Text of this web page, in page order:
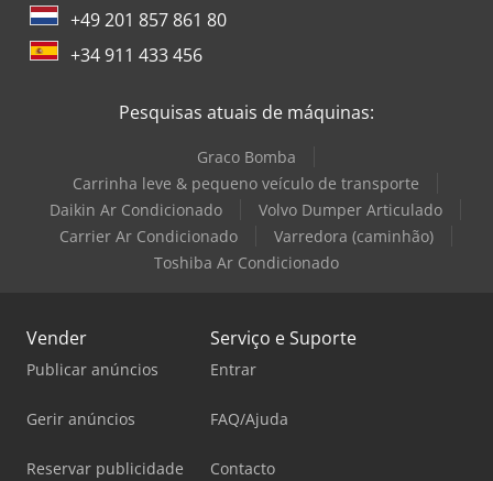
+49 201 857 861 80
+34 911 433 456
Pesquisas atuais de máquinas:
Graco Bomba
Carrinha leve & pequeno veículo de transporte
Daikin Ar Condicionado
Volvo Dumper Articulado
Carrier Ar Condicionado
Varredora (caminhão)
Toshiba Ar Condicionado
Vender
Publicar anúncios
Gerir anúncios
Reservar publicidade
Serviço e Suporte
Entrar
FAQ/Ajuda
Contacto